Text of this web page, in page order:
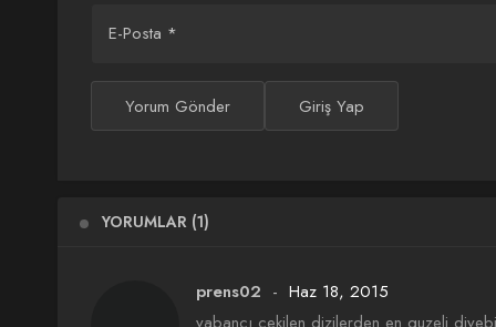
E-Posta *
Yorum Gönder Giriş Yap
YORUMLAR (1)
prens02
Haz 18, 2015